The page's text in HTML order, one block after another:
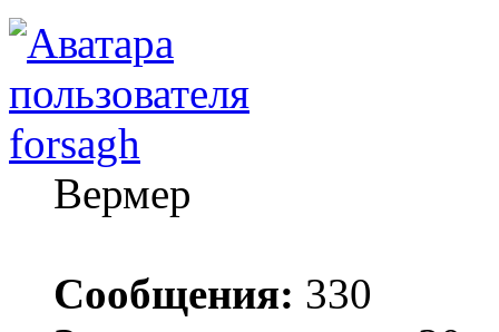
forsagh
Вермер
Сообщения: 330